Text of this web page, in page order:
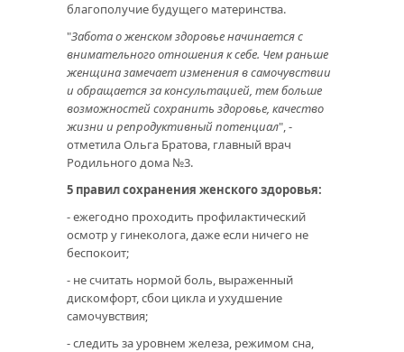
благополучие будущего материнства.
"Забота о женском здоровье начинается с
внимательного отношения к себе. Чем раньше
женщина замечает изменения в самочувствии
и обращается за консультацией, тем больше
возможностей сохранить здоровье, качество
жизни и репродуктивный потенциал", -
отметила Ольга Братова, главный врач
Родильного дома №3.
5 правил сохранения женского здоровья:
- ежегодно проходить профилактический
осмотр у гинеколога, даже если ничего не
беспокоит;
- не считать нормой боль, выраженный
дискомфорт, сбои цикла и ухудшение
самочувствия;
- следить за уровнем железа, режимом сна,